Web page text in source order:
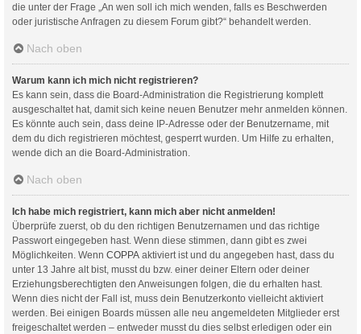
die unter der Frage „An wen soll ich mich wenden, falls es Beschwerden
oder juristische Anfragen zu diesem Forum gibt?“ behandelt werden.
Nach oben
Warum kann ich mich nicht registrieren?
Es kann sein, dass die Board-Administration die Registrierung komplett
ausgeschaltet hat, damit sich keine neuen Benutzer mehr anmelden können.
Es könnte auch sein, dass deine IP-Adresse oder der Benutzername, mit
dem du dich registrieren möchtest, gesperrt wurden. Um Hilfe zu erhalten,
wende dich an die Board-Administration.
Nach oben
Ich habe mich registriert, kann mich aber nicht anmelden!
Überprüfe zuerst, ob du den richtigen Benutzernamen und das richtige
Passwort eingegeben hast. Wenn diese stimmen, dann gibt es zwei
Möglichkeiten. Wenn COPPA aktiviert ist und du angegeben hast, dass du
unter 13 Jahre alt bist, musst du bzw. einer deiner Eltern oder deiner
Erziehungsberechtigten den Anweisungen folgen, die du erhalten hast.
Wenn dies nicht der Fall ist, muss dein Benutzerkonto vielleicht aktiviert
werden. Bei einigen Boards müssen alle neu angemeldeten Mitglieder erst
freigeschaltet werden – entweder musst du dies selbst erledigen oder ein